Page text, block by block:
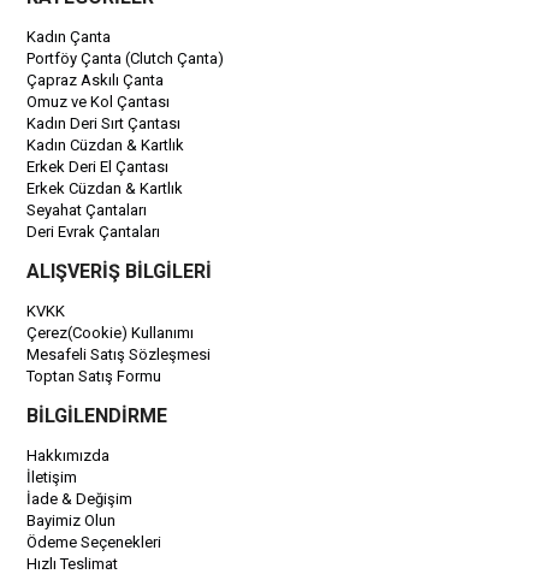
Kadın Çanta
Portföy Çanta (Clutch Çanta)
Çapraz Askılı Çanta
Omuz ve Kol Çantası
Kadın Deri Sırt Çantası
Kadın Cüzdan & Kartlık
Erkek Deri El Çantası
Erkek Cüzdan & Kartlık
Seyahat Çantaları
Deri Evrak Çantaları
ALIŞVERİŞ BİLGİLERİ
KVKK
Çerez(Cookie) Kullanımı
Mesafeli Satış Sözleşmesi
Toptan Satış Formu
BİLGİLENDİRME
Hakkımızda
İletişim
İade & Değişim
Bayimiz Olun
Ödeme Seçenekleri
Hızlı Teslimat